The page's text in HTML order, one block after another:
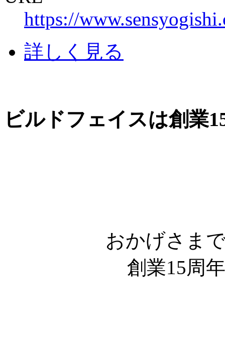
https://
詳しく見る
ビルドフェイスは創業
おかげさま
創業15周